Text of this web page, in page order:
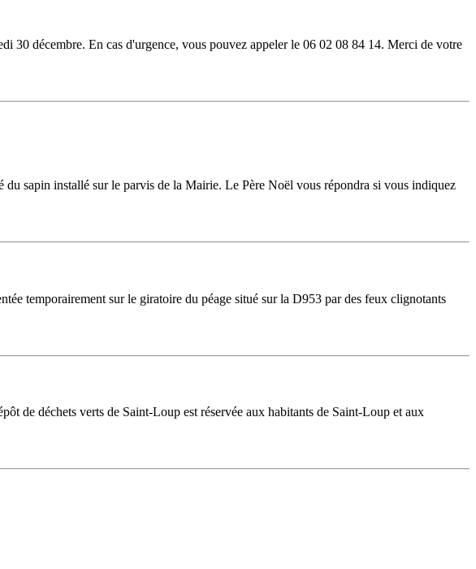
30 décembre. En cas d'urgence, vous pouvez appeler le 06 02 08 84 14. Merci de votre
du sapin installé sur le parvis de la Mairie. Le Père Noël vous répondra si vous indiquez
temporairement sur le giratoire du péage situé sur la D953 par des feux clignotants
de déchets verts de Saint-Loup est réservée aux habitants de Saint-Loup et aux